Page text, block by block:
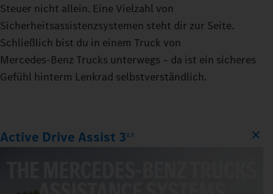
Steuer nicht allein. Eine Vielzahl von
Sicherheitsassistenzsystemen steht dir zur Seite.
Schließlich bist du in einem Truck von
Mercedes‑Benz Trucks unterwegs – da ist ein sicheres
Gefühl hinterm Lenkrad selbstverständlich.
Active Drive Assist 32,5